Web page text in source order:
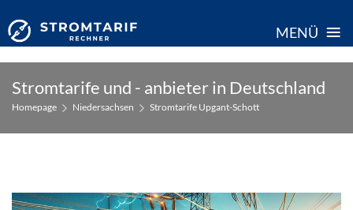
MENÜ ≡
content
Stromtarife und - anbieter in Deutschland
Homepage Niedersachsen Stromtarife Upgant-Schott